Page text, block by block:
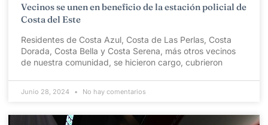
Vecinos se unen en beneficio de la estación policial de
Costa del Este
Residentes de Costa Azul, Costa de Las Perlas, Costa
Dorada, Costa Bella y Costa Serena, más otros vecinos
de nuestra comunidad, se hicieron cargo, cubrieron
Junio 28, 2024 No hay comentarios